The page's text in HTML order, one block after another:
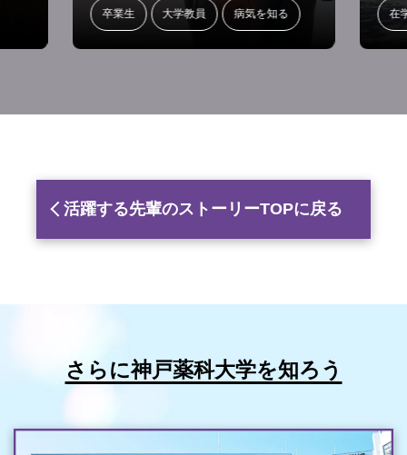
卒業生 大学教員 病気を知る 在
活躍する先輩のストーリーTOPに戻る
さらに神戸薬科大学を知ろう